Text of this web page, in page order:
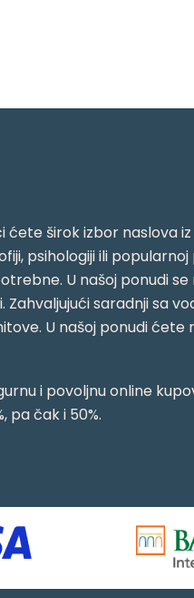
širok izbor naslova
psihologiji ili
U našoj ponudi
saradnji sa
U našoj ponudi
i povoljnu online
pa čak i 50%.